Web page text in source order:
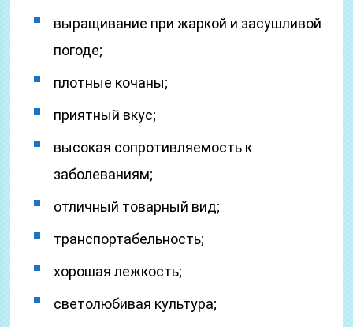
выращивание при жаркой и засушливой
погоде;
плотные кочаны;
приятный вкус;
высокая сопротивляемость к
заболеваниям;
отличный товарный вид;
транспортабельность;
хорошая лежкость;
светолюбивая культура;